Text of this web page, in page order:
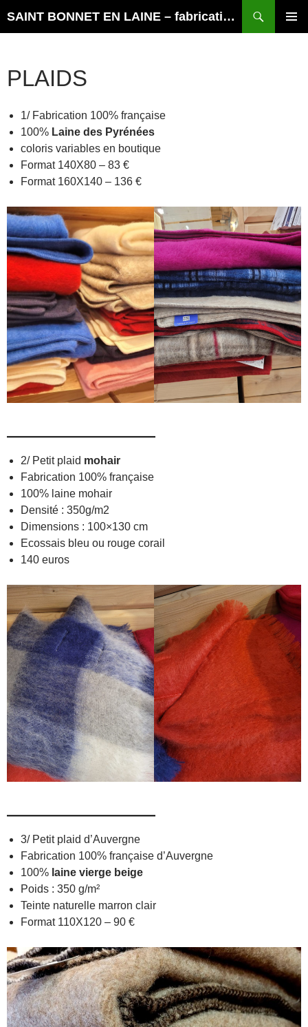
SAINT BONNET EN LAINE – fabrications françaises
PLAIDS
1/ Fabrication 100% française
100% Laine des Pyrénées
coloris variables en boutique
Format 140X80 – 83 €
Format 160X140 – 136 €
—————————
2/ Petit plaid mohair
Fabrication 100% française
100% laine mohair
Densité : 350g/m2
Dimensions : 100×130 cm
Ecossais bleu ou rouge corail
140 euros
—————————
3/ Petit plaid d’Auvergne
Fabrication 100% française d’Auvergne
100% laine vierge beige
Poids : 350 g/m²
Teinte naturelle marron clair
Format 110X120 – 90 €